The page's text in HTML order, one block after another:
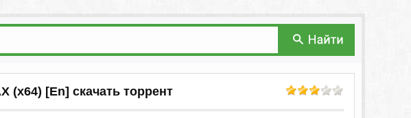
(x64) [En] скачать торрент